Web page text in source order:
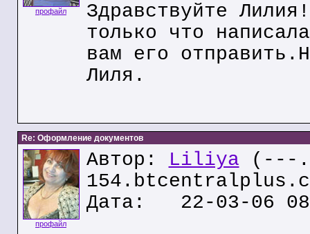
профайл
Здравствуйте
только что
вам его
Лиля.
Re: Оформление документов
профайл
Автор: Liliya (---
Дата: 22-03-06